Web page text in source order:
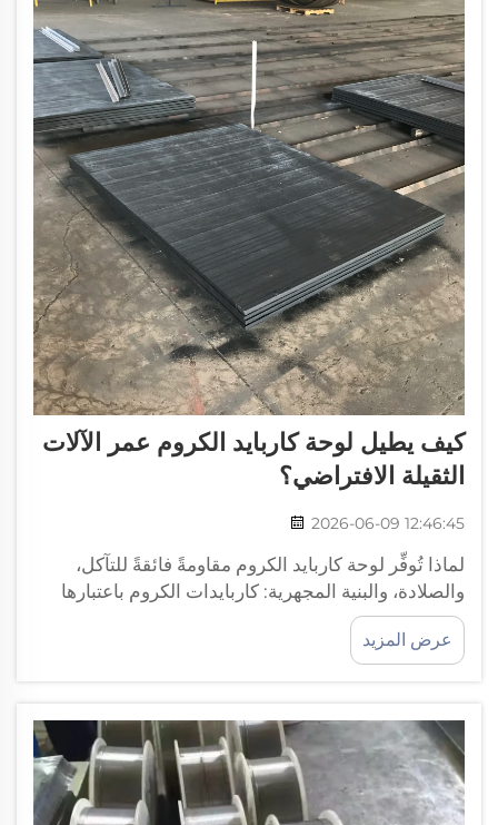
كيف يطيل لوحة كاربايد الكروم عمر الآلات
الثقيلة الافتراضي؟
2026-06-09 12:46:45
لماذا تُوفِّر لوحة كاربايد الكروم مقاومةً فائقةً للتآكل،
والصلادة، والبنية المجهرية: كاربايدات الكروم باعتبارها
الطور الأساسي المقاوم للتآكل. تحقِّق لوحة كاربايد
الكروم مقاومةً استثنائيةً للتآكل من خلال بنيتها المجهرية
المصمَّمة خصيصًا. وخلال عملية التصنيع...
عرض المزيد